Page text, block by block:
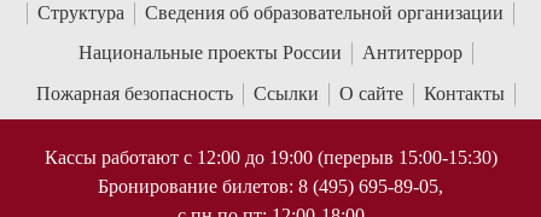
Структура
Сведения об образовательной организации
Национальные проекты России
Антитеррор
Пожарная безопасность
Ссылки О сайте Контакты
Кассы работают с 12:00 до 19:00 (перерыв 15:00-15:30)
Бронирование билетов: 8 (495) 695-89-05,